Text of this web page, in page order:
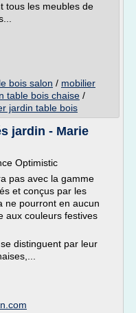
tous les meubles de
bois salon / mobilier
table bois chaise /
jardin table bois
jardin - Marie
Optimistic
pas avec la gamme
et conçus par les
ne pourront en aucun
aux couleurs festives
distinguent par leur